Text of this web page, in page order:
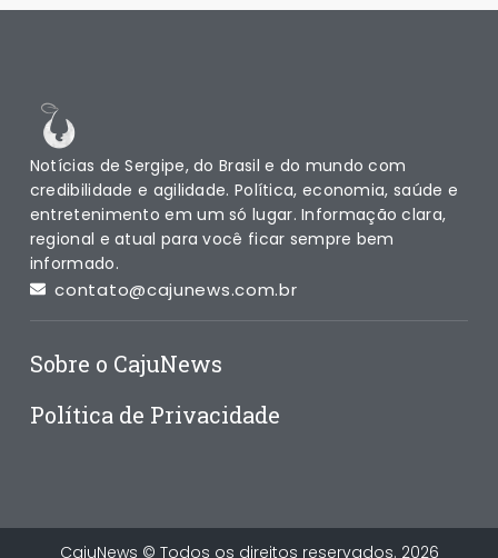
Notícias de Sergipe, do Brasil e do mundo com
credibilidade e agilidade. Política, economia, saúde e
entretenimento em um só lugar. Informação clara,
regional e atual para você ficar sempre bem
informado.
contato@cajunews.com.br
Sobre o CajuNews
Política de Privacidade
CajuNews © Todos os direitos reservados. 2026